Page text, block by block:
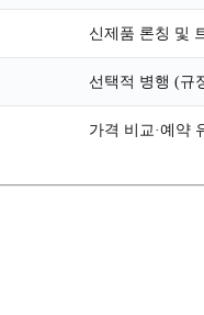
신제품 론칭 및
선택적 병행 (규
가격 비교·예약